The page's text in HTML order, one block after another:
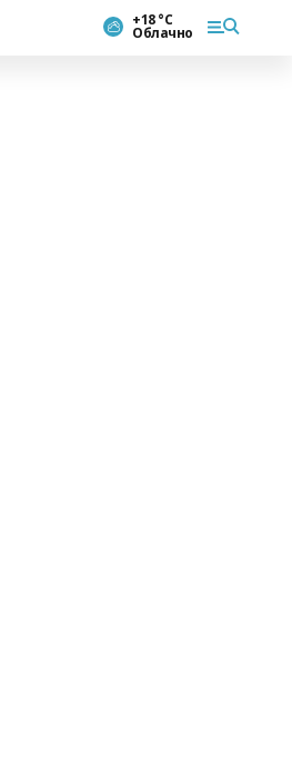
+18 °С
Облачно